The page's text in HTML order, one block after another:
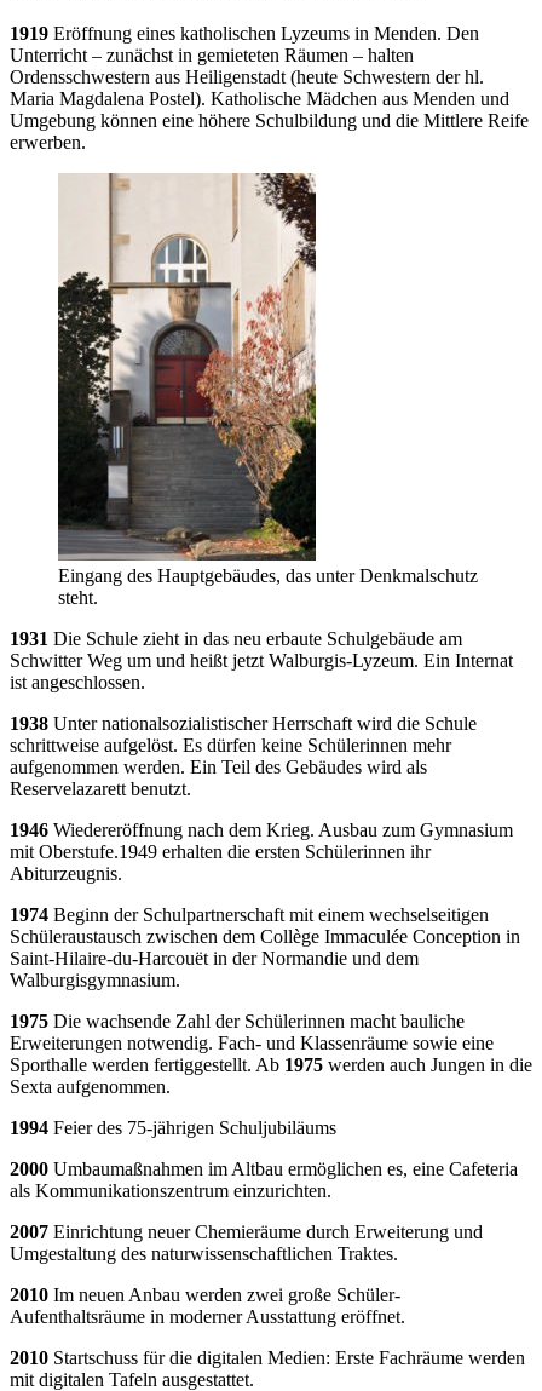
1919 Eröffnung eines katholischen Lyzeums in Menden. Den
Unterricht – zunächst in gemieteten Räumen – halten
Ordensschwestern aus Heiligenstadt (heute Schwestern der hl.
Maria Magdalena Postel). Katholische Mädchen aus Menden und
Umgebung können eine höhere Schulbildung und die Mittlere Reife
erwerben.
Eingang des Hauptgebäudes, das unter Denkmalschutz
steht.
1931 Die Schule zieht in das neu erbaute Schulgebäude am
Schwitter Weg um und heißt jetzt Walburgis-Lyzeum. Ein Internat
ist angeschlossen.
1938 Unter nationalsozialistischer Herrschaft wird die Schule
schrittweise aufgelöst. Es dürfen keine Schülerinnen mehr
aufgenommen werden. Ein Teil des Gebäudes wird als
Reservelazarett benutzt.
1946 Wiedereröffnung nach dem Krieg. Ausbau zum Gymnasium
mit Oberstufe.1949 erhalten die ersten Schülerinnen ihr
Abiturzeugnis.
1974 Beginn der Schulpartnerschaft mit einem wechselseitigen
Schüleraustausch zwischen dem Collège Immaculée Conception in
Saint-Hilaire-du-Harcouët in der Normandie und dem
Walburgisgymnasium.
1975 Die wachsende Zahl der Schülerinnen macht bauliche
Erweiterungen notwendig. Fach- und Klassenräume sowie eine
Sporthalle werden fertiggestellt. Ab 1975 werden auch Jungen in die
Sexta aufgenommen.
1994 Feier des 75-jährigen Schuljubiläums
2000 Umbaumaßnahmen im Altbau ermöglichen es, eine Cafeteria
als Kommunikationszentrum einzurichten.
2007 Einrichtung neuer Chemieräume durch Erweiterung und
Umgestaltung des naturwissenschaftlichen Traktes.
2010 Im neuen Anbau werden zwei große Schüler-
Aufenthaltsräume in moderner Ausstattung eröffnet.
2010 Startschuss für die digitalen Medien: Erste Fachräume werden
mit digitalen Tafeln ausgestattet.